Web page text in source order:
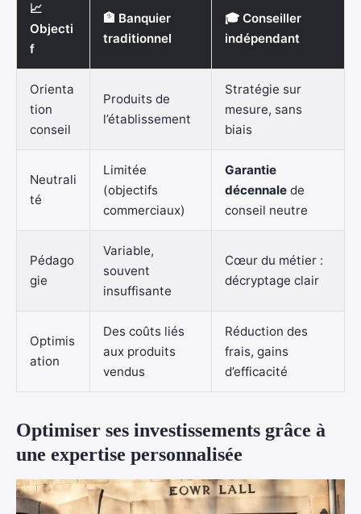
📈
Objecti
f
🏦 Banquier
traditionnel
🎓 Conseiller
indépendant
Orienta
tion
conseil
Produits de
l’établissement
Stratégie sur
mesure, sans
biais
Neutrali
té
Limitée
(objectifs
commerciaux)
Garantie
décennale de
conseil neutre
Pédago
gie
Variable,
souvent
insuffisante
Cœur du métier :
décryptage clair
Optimis
ation
Des coûts liés
aux produits
vendus
Réduction des
frais, gains
d’efficacité
Optimiser ses investissements grâce à
une expertise personnalisée